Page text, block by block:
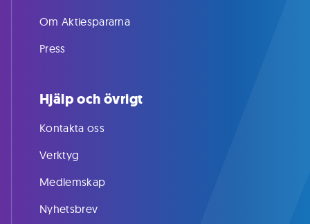
Om Aktiespararna
Press
Hjälp och övrigt
Kontakta oss
Verktyg
Medlemskap
Nyhetsbrev